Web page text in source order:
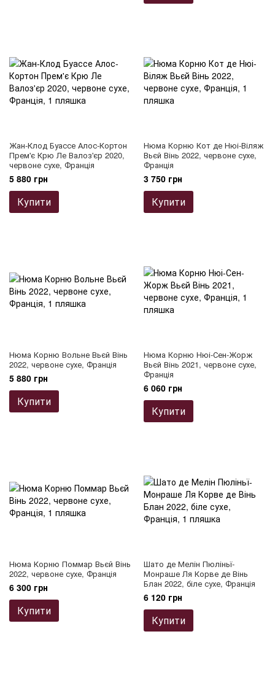
Жан-Клод Буассе Алос-Кортон
Прем'є Крю Ле Валоз'єр 2020,
червоне сухе, Франція
5 880 грн
Купити
Нюма Корню Кот де Нюі-Віляж
Вьєй Вінь 2022, червоне сухе,
Франція
3 750 грн
Купити
Нюма Корню Вольне Вьєй Вінь
2022, червоне сухе, Франція
5 880 грн
Купити
Нюма Корню Нюі-Сен-Жорж
Вьєй Вінь 2021, червоне сухе,
Франція
6 060 грн
Купити
Нюма Корню Поммар Вьєй Вінь
2022, червоне сухе, Франція
6 300 грн
Купити
Шато де Мелін Пюліньї-
Монраше Ля Корве де Вінь
Блан 2022, біле сухе, Франція
6 120 грн
Купити